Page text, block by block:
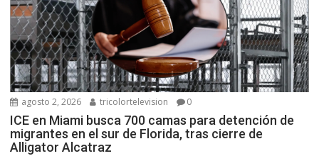
agosto 2, 2026 tricolortelevision 0
ICE en Miami busca 700 camas para detención de
migrantes en el sur de Florida, tras cierre de
Alligator Alcatraz